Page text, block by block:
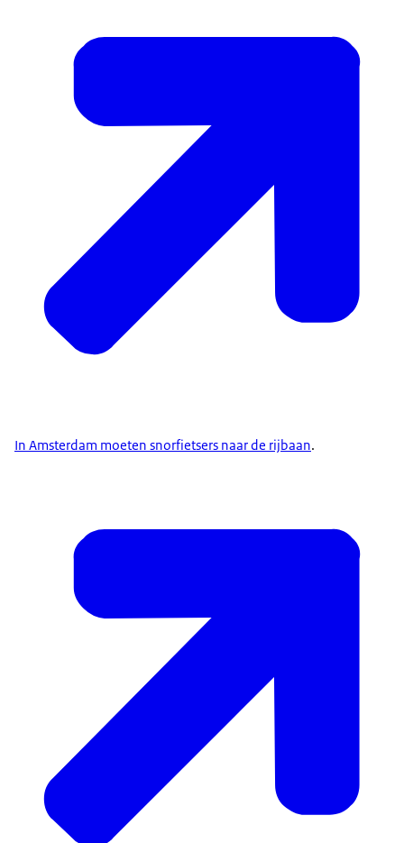
In Amsterdam moeten snorfietsers naar de rijbaan.